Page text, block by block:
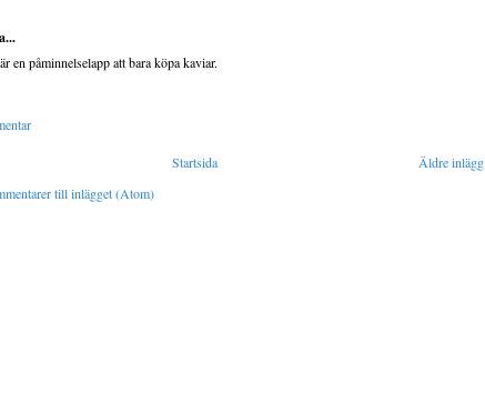
en påminnelselapp att bara köpa kaviar.
Äldre inlägg
Startsida
till inlägget (Atom)